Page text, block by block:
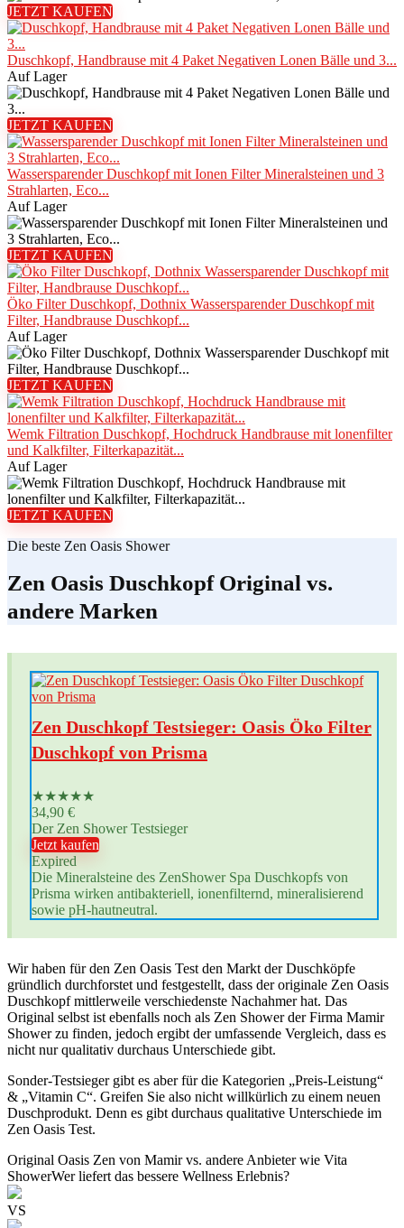
JETZT KAUFEN
Duschkopf, Handbrause mit 4 Paket Negativen Lonen Bälle und 3...
Auf Lager
JETZT KAUFEN
Wassersparender Duschkopf mit Ionen Filter Mineralsteinen und 3
Strahlarten, Eco...
Auf Lager
JETZT KAUFEN
Öko Filter Duschkopf, Dothnix Wassersparender Duschkopf mit
Filter, Handbrause Duschkopf...
Auf Lager
JETZT KAUFEN
Wemk Filtration Duschkopf, Hochdruck Handbrause mit lonenfilter
und Kalkfilter, Filterkapazität...
Auf Lager
JETZT KAUFEN
Die beste Zen Oasis Shower
Zen Oasis Duschkopf Original vs.
andere Marken
Zen Duschkopf Testsieger: Oasis Öko Filter
Duschkopf von Prisma
★★★★★
34,90 €
Der Zen Shower Testsieger
Jetzt kaufen
Expired
Die Mineralsteine des ZenShower Spa Duschkopfs von
Prisma wirken antibakteriell, ionenfilternd, mineralisierend
sowie pH-hautneutral.
Wir haben für den Zen Oasis Test den Markt der Duschköpfe
gründlich durchforstet und festgestellt, dass der originale Zen Oasis
Duschkopf mittlerweile verschiedenste Nachahmer hat. Das
Original selbst ist ebenfalls noch als Zen Shower der Firma Mamir
Shower zu finden, jedoch ergibt der umfassende Vergleich, dass es
nicht nur qualitativ durchaus Unterschiede gibt.
Sonder-Testsieger gibt es aber für die Kategorien „Preis-Leistung“
& „Vitamin C“. Greifen Sie also nicht willkürlich zu einem neuen
Duschprodukt. Denn es gibt durchaus qualitative Unterschiede im
Zen Oasis Test.
Original Oasis Zen von Mamir vs. andere Anbieter wie Vita
ShowerWer liefert das bessere Wellness Erlebnis?
VS